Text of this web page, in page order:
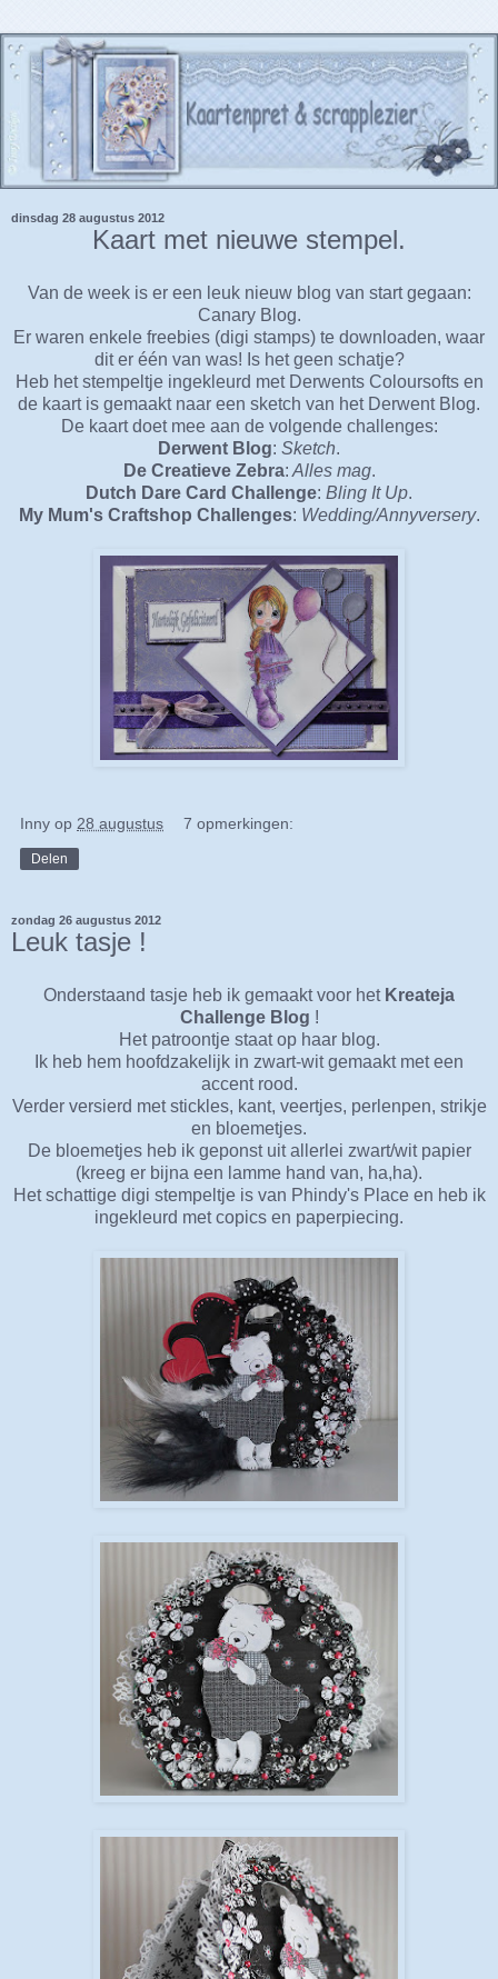
dinsdag 28 augustus 2012
Kaart met nieuwe stempel.
Van de week is er een leuk nieuw blog van start gegaan:
Canary Blog.
Er waren enkele freebies (digi stamps) te downloaden, waar
dit er één van was! Is het geen schatje?
Heb het stempeltje ingekleurd met Derwents Coloursofts en
de kaart is gemaakt naar een sketch van het Derwent Blog.
De kaart doet mee aan de volgende challenges:
Derwent Blog: Sketch.
De Creatieve Zebra: Alles mag.
Dutch Dare Card Challenge: Bling It Up.
My Mum's Craftshop Challenges: Wedding/Annyversery.
Inny op 28 augustus 7 opmerkingen:
Delen
zondag 26 augustus 2012
Leuk tasje !
Onderstaand tasje heb ik gemaakt voor het Kreateja
Challenge Blog !
Het patroontje staat op haar blog.
Ik heb hem hoofdzakelijk in zwart-wit gemaakt met een
accent rood.
Verder versierd met stickles, kant, veertjes, perlenpen, strikje
en bloemetjes.
De bloemetjes heb ik geponst uit allerlei zwart/wit papier
(kreeg er bijna een lamme hand van, ha,ha).
Het schattige digi stempeltje is van Phindy's Place en heb ik
ingekleurd met copics en paperpiecing.